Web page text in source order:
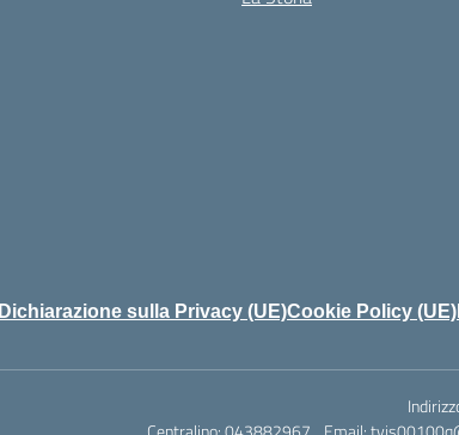
Dichiarazione sulla Privacy (UE)Cookie Policy (UE)